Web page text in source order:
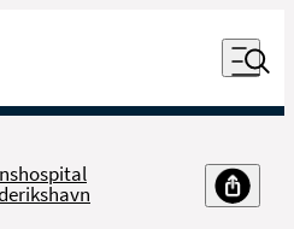
Åben
Udfør søgning